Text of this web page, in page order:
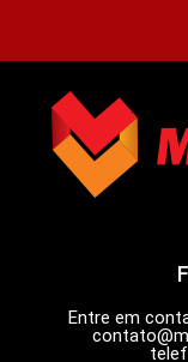
Entre em